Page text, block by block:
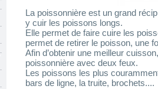
La poissonnière est un grand
y cuir les poissons longs.
Elle permet de faire cuire les
permet de retirer le poisson, une
Afin d’obtenir une meilleur
poissonnière avec deux feux.
Les poissons les plus
bars de ligne, la truite, brochets....